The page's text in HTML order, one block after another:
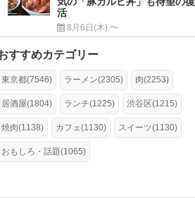
活
8月6日(木) 〜
すすめカテゴリー
東京都(7546) ラーメン(2305) 肉(2253)
居酒屋(1804) ランチ(1225) 渋谷区(1215)
焼肉(1138) カフェ(1130) スイーツ(1130)
おもしろ・話題(1065)